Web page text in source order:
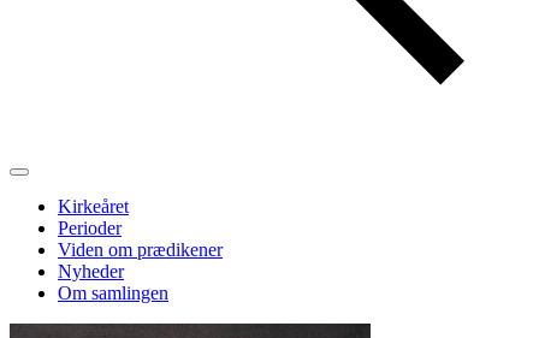
Kirkeåret
Perioder
Viden om prædikener
Nyheder
Om samlingen